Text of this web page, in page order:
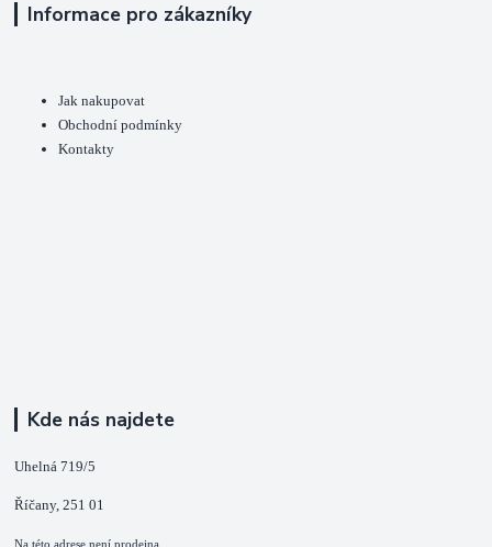
Informace pro zákazníky
Jak nakupovat
Obchodní podmínky
Kontakty
Kde nás najdete
Uhelná 719/5
Říčany, 251 01
Na této adrese není prodejna.